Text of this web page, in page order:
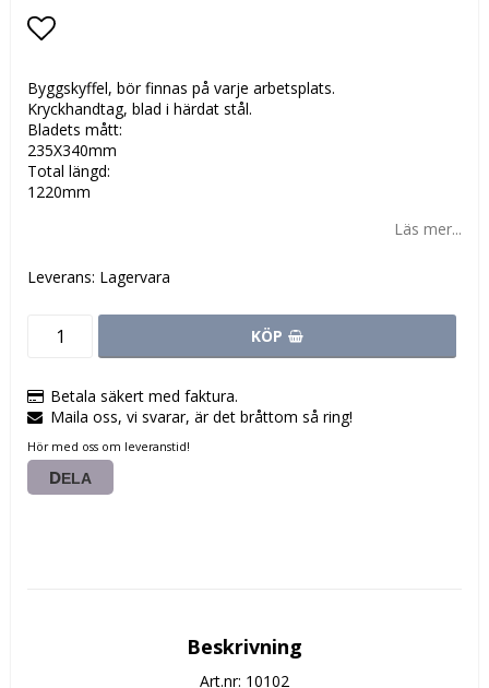
Lägg till i favoritlistan
Byggskyffel, bör finnas på varje arbetsplats.
Kryckhandtag, blad i härdat stål.
Bladets mått:
235X340mm
Total längd:
1220mm
Läs mer...
Leverans: Lagervara
KÖP
Betala säkert med faktura.
Maila oss, vi svarar, är det bråttom så ring!
Hör med oss om leveranstid!
DELA
Beskrivning
Art.nr: 10102